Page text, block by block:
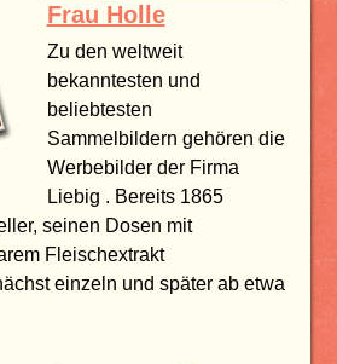
Frau Holle
Zu den weltweit
bekanntesten und
beliebtesten
Sammelbildern gehören die
Werbebilder der Firma
Liebig . Bereits 1865
seinen Dosen mit
Fleischextrakt
einzeln und später ab etwa